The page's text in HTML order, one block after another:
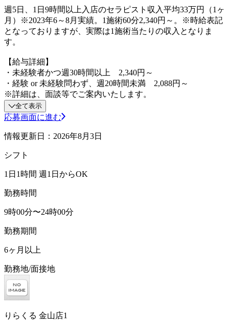
週5日、1日9時間以上入店のセラピスト収入平均33万円（1ヶ
月）※2023年6～8月実績。1施術60分2,340円～。※時給表記
となっておりますが、実際は1施術当たりの収入となりま
す。
【給与詳細】
・未経験者かつ週30時間以上 2,340円～
・経験 or 未経験問わず、週20時間未満 2,088円～
※詳細は、面談等でご案内いたします。
全て表示
応募画面に進む
情報更新日：2026年8月3日
シフト
1日1時間 週1日からOK
勤務時間
9時00分〜24時00分
勤務期間
6ヶ月以上
勤務地/面接地
りらくる 金山店1